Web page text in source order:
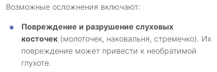
Возможные осложнения включают:
Повреждение и разрушение слуховых
косточек (молоточек, наковальня, стремечко). Их
повреждение может привести к необратимой
глухоте.